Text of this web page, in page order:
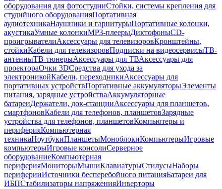
оборудования для фотостудииСтойки, системы крепления для
студийного оборудованияПортативная
аудиотехникаНаушники и гарнитурыПортативные колонки,
акустикаУмные колонкиMP3-плеерыДиктофоныCD-
проигрывателиАксессуары для телевизоровКронштейны,
стойкиКабели для телевизоровПодписки на видеосервисыТВ-
антенныТВ-тюнерыАксессуары для ТВАксессуары для
проектораОчки 3DСредства для ухода за
электроникойКабели, переходникиАксессуары для
портативных устройствПортативные аккумуляторыЭлементы
питания, зарядные устройстваАккумуляторные
батареиДержатели, док-станцииАксессуары для планшетов,
смартфоновКабели для телефонов, планшетовЗарядные
устройства для телефонов, планшетовКомпьютеры и
периферияКомпьютерная
техникаНоутбукиПланшетыМоноблокиКомпьютерыИгровые
компьютерыИгровые консолиСерверное
оборудованиеКомпьютерная
периферияМониторыМышиКлавиатурыСтилусыНаборы
периферииИсточники бесперебойного питанияБатареи для
ИБПСтабилизаторы напряженияИнверторы